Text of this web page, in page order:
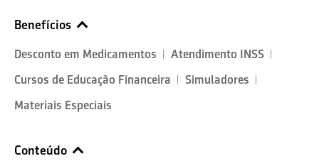
Benefícios
Desconto em Medicamentos
Atendimento INSS
Cursos de Educação Financeira
Simuladores
Materiais Especiais
Conteúdo